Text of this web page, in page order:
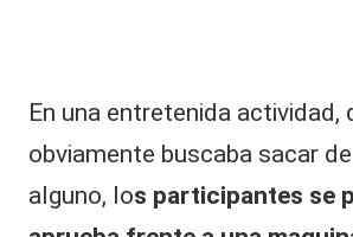
V
C
En una entretenida actividad,
obviamente buscaba sacar
alguno, los participantes se